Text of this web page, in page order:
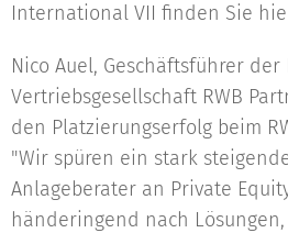
International VII finden Sie
Nico Auel, Geschäftsführer der
Vertriebsgesellschaft RWB
den Platzierungserfolg beim
"Wir spüren ein stark
Anlageberater an Private
händeringend nach